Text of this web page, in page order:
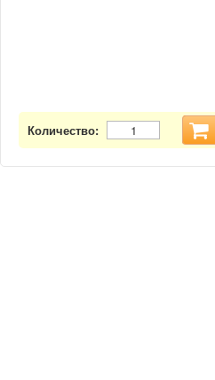
Количество: